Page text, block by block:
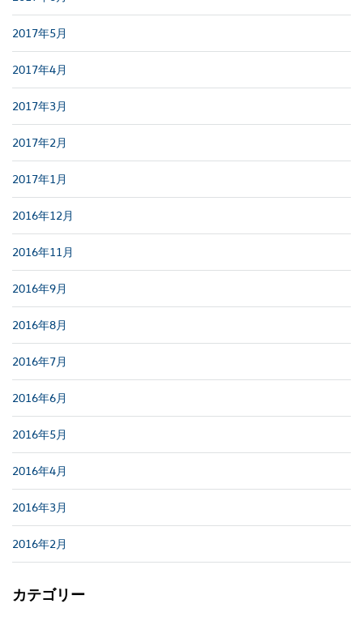
2017年5月
2017年4月
2017年3月
2017年2月
2017年1月
2016年12月
2016年11月
2016年9月
2016年8月
2016年7月
2016年6月
2016年5月
2016年4月
2016年3月
2016年2月
カテゴリー